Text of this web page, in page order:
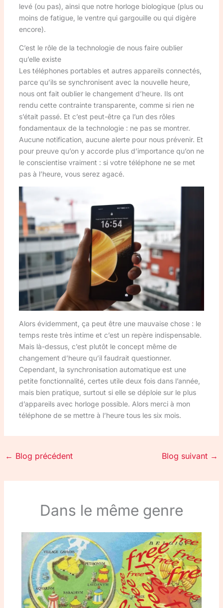
levé (ou pas), ainsi que notre horloge biologique (plus ou
moins de fatigue, le ventre qui gargouille ou qui digère
encore).
C’est le rôle de la technologie de nous faire oublier
qu’elle existe
Les téléphones portables et autres appareils connectés,
parce qu’ils se synchronisent avec la nouvelle heure,
nous ont fait oublier le changement d’heure. Ils ont
rendu cette contrainte transparente, comme si rien ne
s’était passé. Et c’est peut-être ça l’un des rôles
fondamentaux de la technologie : ne pas se montrer.
Aucune notification, aucune alerte pour nous prévenir. Et
pour preuve qu’on y accorde plus d’importance qu’on ne
le conscientise vraiment : si votre téléphone ne se met
pas à l’heure, vous serez agacé.
Alors évidemment, ça peut être une mauvaise chose : le
temps reste très intime et c’est un repère indispensable.
Mais là-dessus, c’est plutôt le concept même de
changement d’heure qu’il faudrait questionner.
Cependant, la synchronisation automatique est une
petite fonctionnalité, certes utile deux fois dans l’année,
mais bien pratique, surtout si elle se déploie sur le plus
d’appareils avec horloge possible. Alors merci à mon
téléphone de se mettre à l’heure tous les six mois.
← Blog précédent Blog suivant →
Dans le même genre